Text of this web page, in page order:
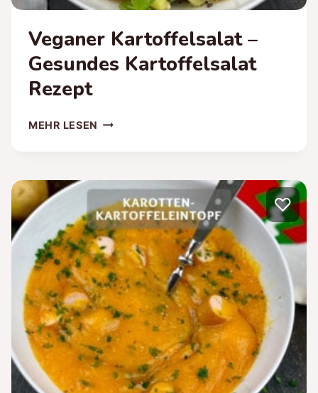
Veganer Kartoffelsalat –
Gesundes Kartoffelsalat
Rezept
MEHR LESEN VEGANER
KARTOFFELSALAT
REZEPT
♡